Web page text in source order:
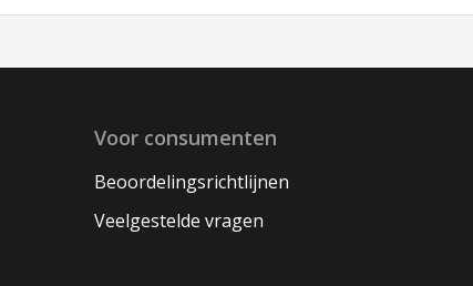
Voor consumenten
Beoordelingsrichtlijnen
Veelgestelde vragen